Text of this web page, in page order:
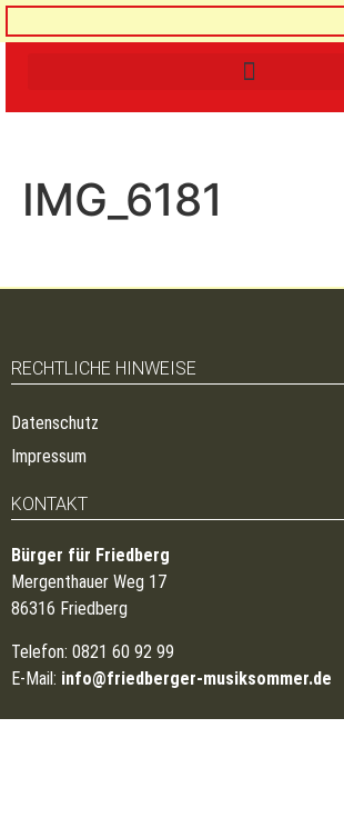
IMG_6181
RECHTLICHE HINWEISE
Datenschutz
Impressum
KONTAKT
Bürger für Friedberg
Mergenthauer Weg 17
86316 Friedberg
Telefon: 0821 60 92 99
E-Mail: info@friedberger-musiksommer.de